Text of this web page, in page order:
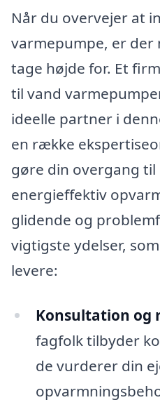
Når du overvejer at
varmepumpe, er
tage højde for. Et
til vand
ideelle partner i
en række
gøre din overgang til
energieffektiv
glidende og
vigtigste ydelser,
levere:
Konsultation og
fagfolk tilbyder
de vurderer din